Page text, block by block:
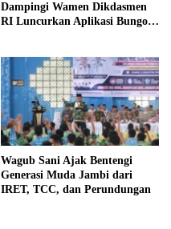
Dampingi Wamen Dikdasmen
RI Luncurkan Aplikasi Bungo
Wagub Sani Ajak Bentengi
Generasi Muda Jambi dari
IRET, TCC, dan Perundungan